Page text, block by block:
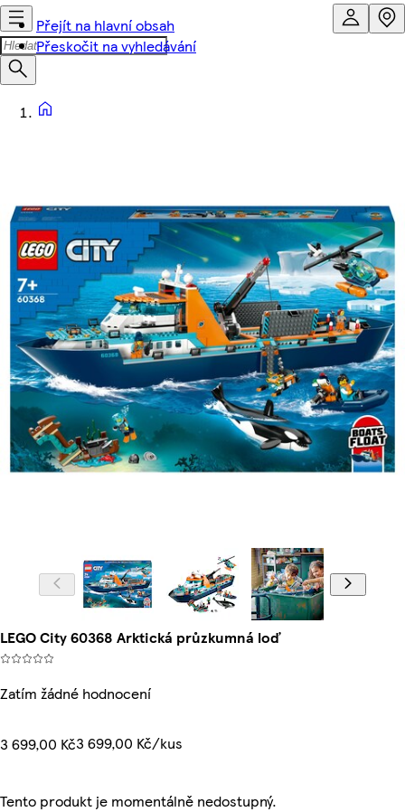
Přejít na hlavní obsah
Přeskočit na vyhledávání
LEGO City 60368 Arktická průzkumná loď
Zatím žádné hodnocení
3 699,00 Kč3 699,00 Kč/kus
Tento produkt je momentálně nedostupný.